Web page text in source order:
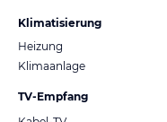
Klimatisierung
Heizung
Klimaanlage
TV-Empfang